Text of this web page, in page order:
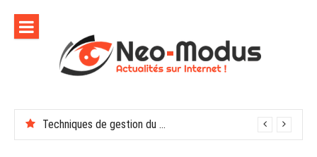
contenu
Techniques de gestion du stress au travail : 7 méthodes